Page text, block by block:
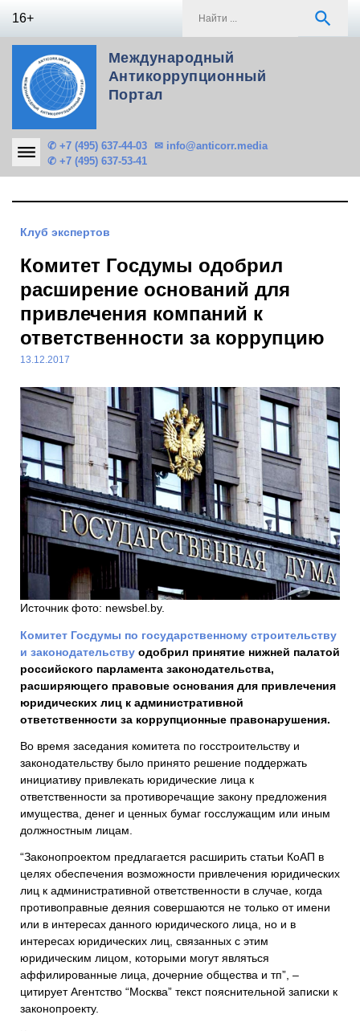
16+ search
Международный
Антикоррупционный
Портал
✆ +7 (495) 637-44-03
✆ +7 (495) 637-53-41
✉ info@anticorr.media
Клуб экспертов
Комитет Госдумы одобрил
расширение оснований для
привлечения компаний к
ответственности за коррупцию
13.12.2017
Источник фото: newsbel.by.
Комитет Госдумы по государственному строительству
и законодательству одобрил принятие нижней палатой
российского парламента законодательства,
расширяющего правовые основания для привлечения
юридических лиц к административной
ответственности за коррупционные правонарушения.
Во время заседания комитета по госстроительству и
законодательству было принято решение поддержать
инициативу привлекать юридические лица к
ответственности за противоречащие закону предложения
имущества, денег и ценных бумаг госслужащим или иным
должностным лицам.
“Законопроектом предлагается расширить статьи КоАП в
целях обеспечения возможности привлечения юридических
лиц к административной ответственности в случае, когда
противоправные деяния совершаются не только от имени
или в интересах данного юридического лица, но и в
интересах юридических лиц, связанных с этим
юридическим лицом, которыми могут являться
аффилированные лица, дочерние общества и тп”, –
цитирует Агентство “Москва” текст пояснительной записки к
законопроекту.